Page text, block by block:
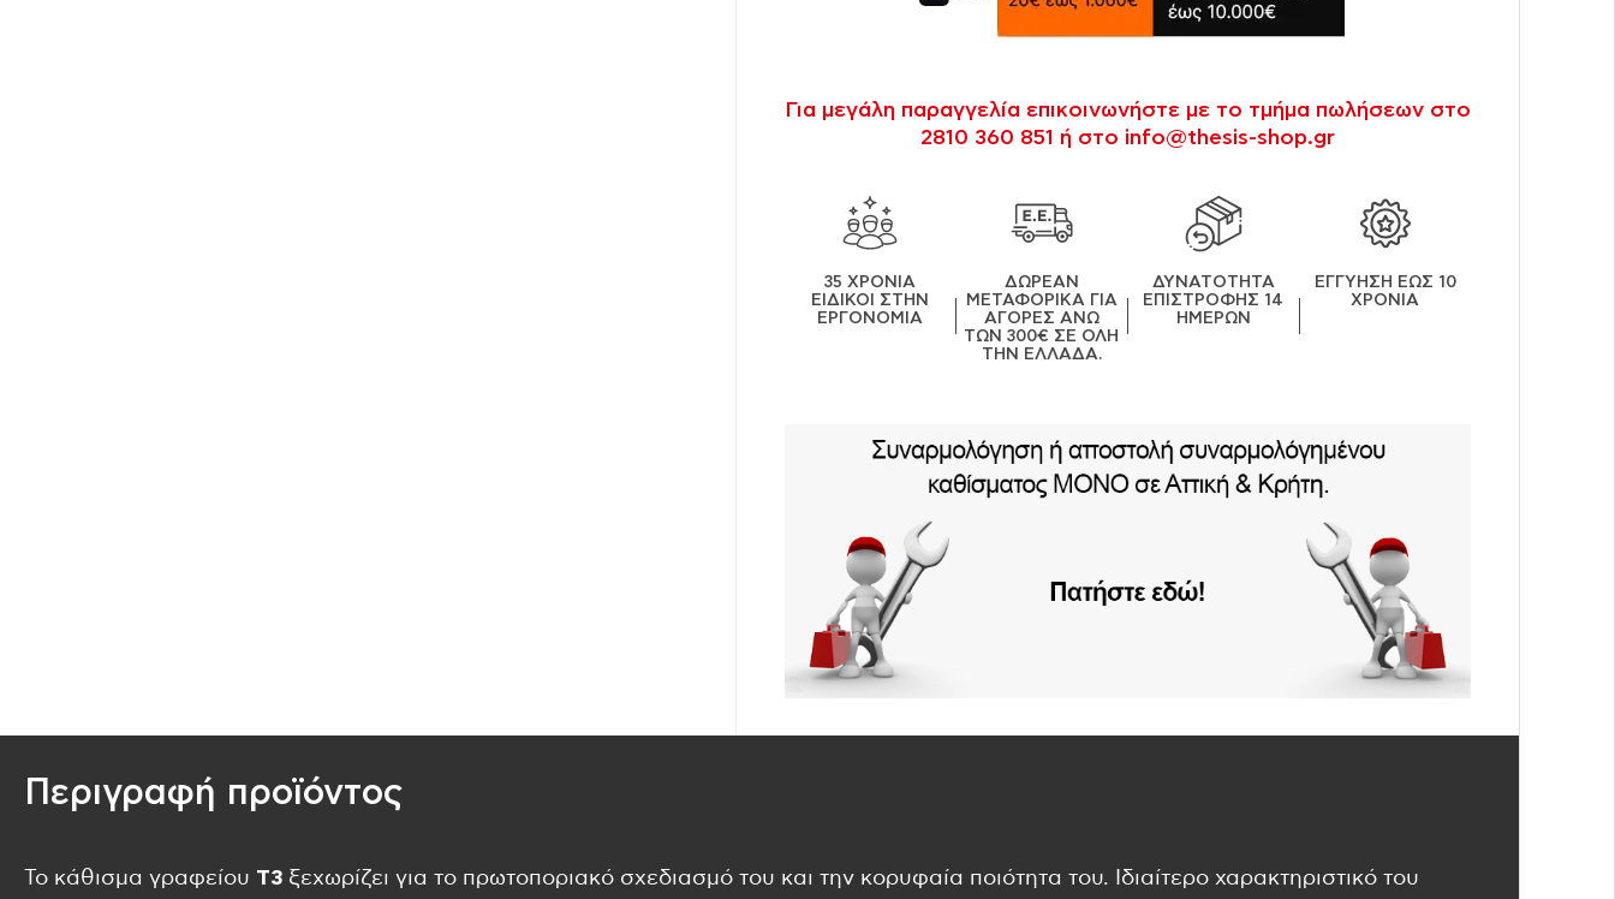
Για μεγάλη παραγγελία επικοινωνήστε με το τμήμα πωλήσεων στο
2810 360 851 ή στο info@thesis-shop.gr
35 ΧΡΟΝΙΑ
ΕΙΔΙΚΟΙ ΣΤΗΝ
ΕΡΓΟΝΟΜΙΑ
ΔΩΡΕΑΝ
ΜΕΤΑΦΟΡΙΚΑ ΓΙΑ
ΑΓΟΡΕΣ ΑΝΩ
ΤΩΝ 300€ ΣΕ ΟΛΗ
ΤΗΝ ΕΛΛΑΔΑ.
ΔΥΝΑΤΟΤΗΤΑ
ΕΠΙΣΤΡΟΦΗΣ 14
ΗΜΕΡΩΝ
ΕΓΓΥΗΣΗ ΕΩΣ 10
ΧΡΟΝΙΑ
Περιγραφή προϊόντος
Το κάθισμα γραφείου T3 ξεχωρίζει για το πρωτοποριακό σχεδιασμό του και την κορυφαία ποιότητα του. Ιδιαίτερο χαρακτηριστικό του